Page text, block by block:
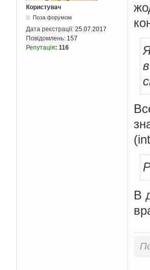
Користувач
Поза форумом
Дата реєстрації: 25.07.2017
Повідомлень: 157
Репутація: 116
В